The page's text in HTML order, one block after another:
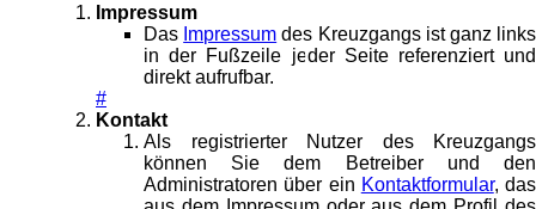
Impressum
Das Impressum des Kreuzgangs ist ganz links
in der Fußzeile jeder Seite referenziert und
direkt aufrufbar.
#
Kontakt
Als registrierter Nutzer des Kreuzgangs
können Sie dem Betreiber und den
Administratoren über ein Kontaktformular, das